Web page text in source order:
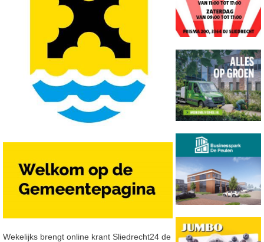
Wekelijks brengt online krant Sliedrecht24 de